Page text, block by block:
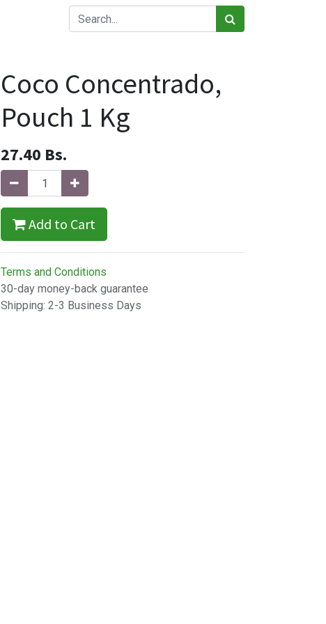
Coco Concentrado,
Pouch 1 Kg
27.40 Bs.
Add to Cart
Terms and Conditions
30-day money-back guarantee
Shipping: 2-3 Business Days